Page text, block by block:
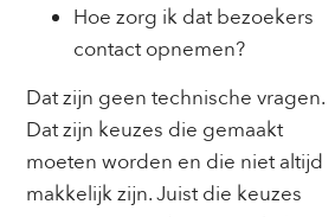
Hoe zorg ik dat bezoekers
contact opnemen?
Dat zijn geen technische vragen.
Dat zijn keuzes die gemaakt
moeten worden en die niet altijd
makkelijk zijn. Juist die keuzes